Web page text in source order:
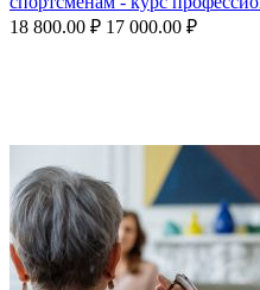
18 800.00 ₽ 17 000.00 ₽